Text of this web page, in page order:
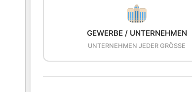
GEWERBE / UNTERNEHMEN
UNTERNEHMEN JEDER GRÖSSE